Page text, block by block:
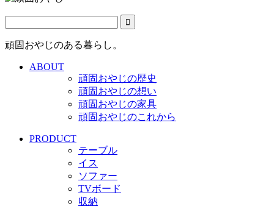
頑固おやじのある暮らし。
ABOUT
頑固おやじの歴史
頑固おやじの想い
頑固おやじの家具
頑固おやじのこれから
PRODUCT
テーブル
イス
ソファー
TVボード
収納